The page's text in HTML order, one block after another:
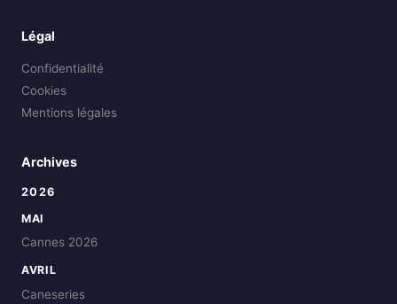
Légal
Confidentialité
Cookies
Mentions légales
Archives
2026
MAI
Cannes 2026
AVRIL
Caneseries